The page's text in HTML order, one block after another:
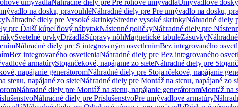
umývadláNáhradné diely pre Pre rohové umývadláUmývadlové dosky
na dosku, pravouhléNáhradné diely pre Pre umývadlo na dosku,
Náhradné diely pre Vysoké skrinkyStredne vysoké skrinkyNáhradné diely
pre Ďalší kúpeľňový nábytokNástenné poličkyNáhradné diely pre
Svetelné prvkyDržadláSúpravy nôhMagnetické tabuleZásuvky
Náhradné diely pre S integrovaným osvetlenímBez integrovaného
Bez integrovaného osvetleniaNáhradné diely pre Bez integrovaného
armatúryStojančekové, napájanie zo sieteNáhradné diely pre
napájanie generátoromNáhradné diely pre Stojančekové, napájanie
stenu, napájané zo sieteNáhradné diely pre Montáž na stenu, napájané zo
Náhradné diely pre Montáž na stenu, napájanie generátoromMontáž na
Náhradné diely pre PríslušenstvoPre umývadlové armatúry